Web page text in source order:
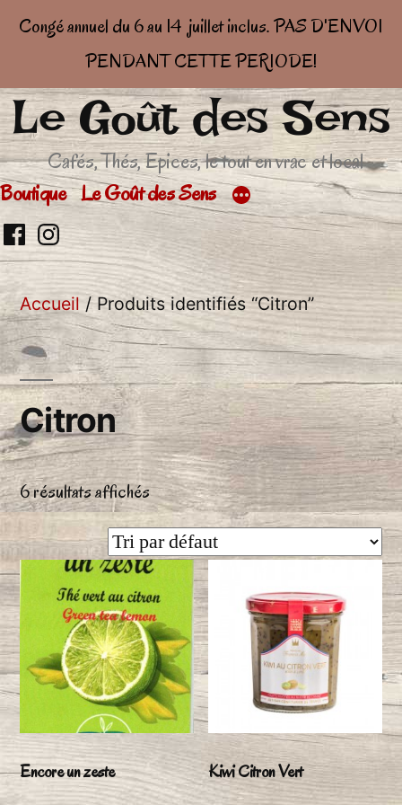
Congé annuel du 6 au 14 juillet inclus. PAS D'ENVOI
PENDANT CETTE PERIODE!
Aller
au
contenu
Le Goût des Sens
Cafés, Thés, Epices, le tout en vrac et local
Boutique Le Goût des Sens
Retrouvez
moi
sur
facebook
Retrouver
moi
sur
Insta
Accueil / Produits identifiés “Citron”
Citron
6 résultats affichés
Encore un zeste Kiwi Citron Vert